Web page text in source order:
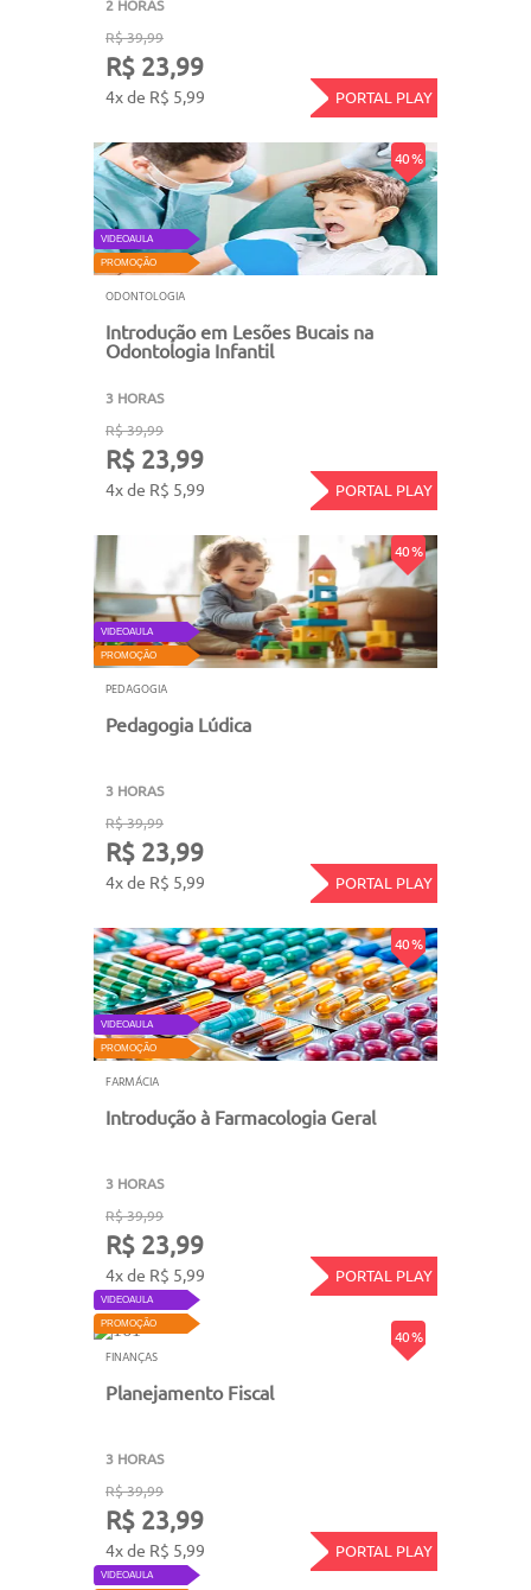
2 HORAS
R$ 39,99
R$ 23,99
4x de R$ 5,99 PORTAL PLAY
40 %
VIDEOAULA
PROMOÇÃO
ODONTOLOGIA
Introdução em Lesões Bucais na
Odontologia Infantil
3 HORAS
R$ 39,99
R$ 23,99
4x de R$ 5,99 PORTAL PLAY
40 %
VIDEOAULA
PROMOÇÃO
PEDAGOGIA
Pedagogia Lúdica
3 HORAS
R$ 39,99
R$ 23,99
4x de R$ 5,99 PORTAL PLAY
40 %
VIDEOAULA
PROMOÇÃO
FARMÁCIA
Introdução à Farmacologia Geral
3 HORAS
R$ 39,99
R$ 23,99
4x de R$ 5,99 PORTAL PLAY
40 %
VIDEOAULA
PROMOÇÃO
FINANÇAS
Planejamento Fiscal
3 HORAS
R$ 39,99
R$ 23,99
4x de R$ 5,99 PORTAL PLAY
VIDEOAULA